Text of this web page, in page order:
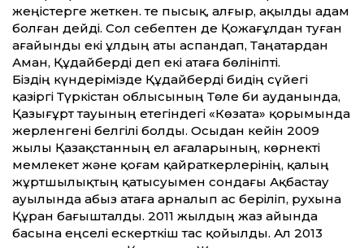
жеңістерге жеткен. Өте пысық, алғыр, ақылды адам
болған дейді. Сол себептен де Қожағұлдан туған
ағайынды екі ұлдың аты аспандап, Таңатардан
Аман, Құдайберді деп екі атаға бөлініпті.
Біздің күндерімізде Құдайберді бидің сүйегі
қазіргі Түркістан облысының Төле би ауданында,
Қазығұрт тауының етегіндегі «Көзата» қорымында
жерленгені белгілі болды. Осыдан кейін 2009
жылы Қазақстанның ел ағаларының, көрнекті
мемлекет және қоғам қайраткерлерінің, қалың
жұртшылықтың қатысуымен сондағы Ақбастау
ауылында абыз атаға арналып ас беріліп, рухына
Құран бағышталды. 2011 жылдың жаз айында
басына еңселі ескерткіш тас қойыл­ды. Ал 2013